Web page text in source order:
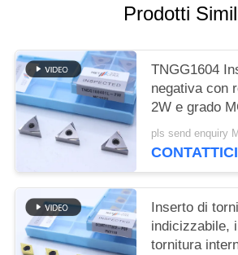
Prodotti
TNGG1604
negativa con
2W e grado
pls send enquiry
CONTATTICI
Inserto di
indicizzabile,
tornitura